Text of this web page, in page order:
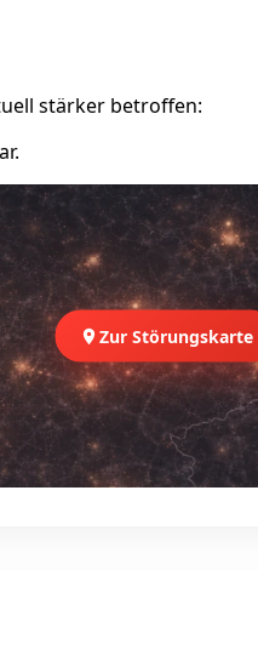
stärker betroffen:
Zur Störungskarte